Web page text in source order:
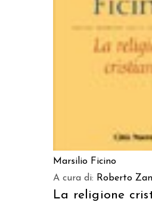
Marsilio Ficino
A cura di: Roberto
La religione